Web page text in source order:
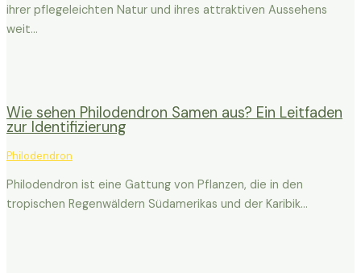
ihrer pflegeleichten Natur und ihres attraktiven Aussehens
weit…
Wie sehen Philodendron Samen aus? Ein Leitfaden
zur Identifizierung
Philodendron
Philodendron ist eine Gattung von Pflanzen, die in den
tropischen Regenwäldern Südamerikas und der Karibik…